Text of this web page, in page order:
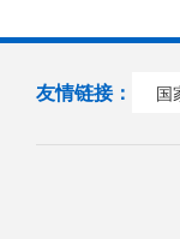
友情链接： 国